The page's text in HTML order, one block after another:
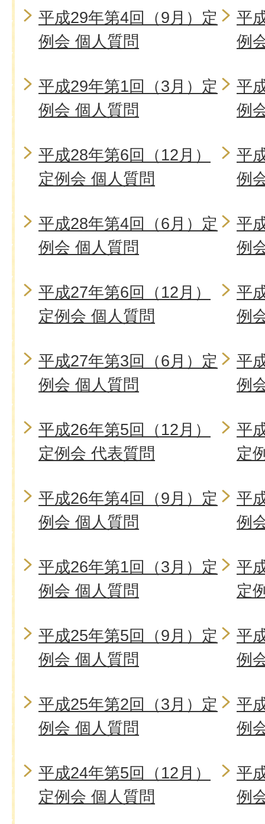
平成29年第4回（9月）定
例会 個人質問
平
例
平成29年第1回（3月）定
例会 個人質問
平
例
平成28年第6回（12月）
定例会 個人質問
平
例
平成28年第4回（6月）定
例会 個人質問
平
例
平成27年第6回（12月）
定例会 個人質問
平
例
平成27年第3回（6月）定
例会 個人質問
平
例
平成26年第5回（12月）
定例会 代表質問
平
定
平成26年第4回（9月）定
例会 個人質問
平
例
平成26年第1回（3月）定
例会 個人質問
平
定
平成25年第5回（9月）定
例会 個人質問
平
例
平成25年第2回（3月）定
例会 個人質問
平
例
平成24年第5回（12月）
定例会 個人質問
平
例